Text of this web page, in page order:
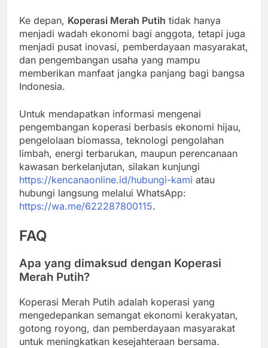
Ke depan, Koperasi Merah Putih tidak hanya
menjadi wadah ekonomi bagi anggota, tetapi juga
menjadi pusat inovasi, pemberdayaan masyarakat,
dan pengembangan usaha yang mampu
memberikan manfaat jangka panjang bagi bangsa
Indonesia.
Untuk mendapatkan informasi mengenai
pengembangan koperasi berbasis ekonomi hijau,
pengelolaan biomassa, teknologi pengolahan
limbah, energi terbarukan, maupun perencanaan
kawasan berkelanjutan, silakan kunjungi
https://kencanaonline.id/hubungi-kami atau
hubungi langsung melalui WhatsApp:
https://wa.me/622287800115.
FAQ
Apa yang dimaksud dengan Koperasi
Merah Putih?
Koperasi Merah Putih adalah koperasi yang
mengedepankan semangat ekonomi kerakyatan,
gotong royong, dan pemberdayaan masyarakat
untuk meningkatkan kesejahteraan bersama.